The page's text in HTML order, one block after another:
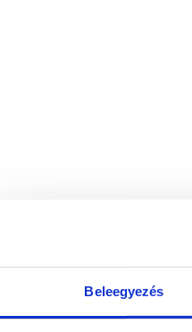
Beleegyezés